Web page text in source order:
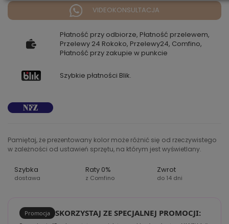
VIDEOKONSULTACJA
Płatność przy odbiorze, Płatność przelewem,
Przelewy 24 Rokoko, Przelewy24, Comfino,
Płatność przy zakupie w punkcie
Szybkie płatności Blik.
Pamiętaj, że prezentowany kolor może różnić się od rzeczywistego
w zależności od ustawień sprzętu, na którym jest wyświetlany.
Szybka
dostawa
Raty 0%
z Comfino
Zwrot
do 14 dni
Promocja SKORZYSTAJ ZE SPECJALNEJ PROMOCJI: